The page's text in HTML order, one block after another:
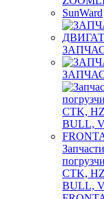
SunWard
CTK,
BULL,